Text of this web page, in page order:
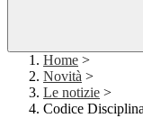
Home >
Novità >
Le notizie >
Codice